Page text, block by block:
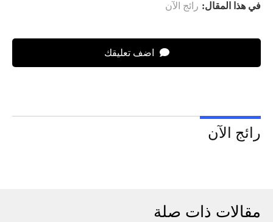
في هذا المقال: رائج الآن
اضف تعليقك
رائج الآن
مقالات ذات صلة